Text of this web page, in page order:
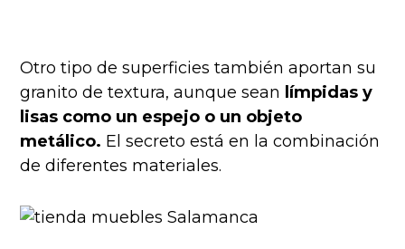
Otro tipo de superficies también aportan su
granito de textura, aunque sean límpidas y
lisas como un espejo o un objeto
metálico. El secreto está en la combinación
de diferentes materiales.